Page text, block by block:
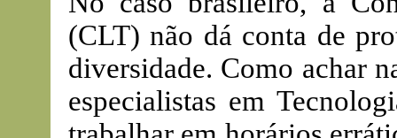
(CLT) não dá conta de
diversidade. Como achar
especialistas em